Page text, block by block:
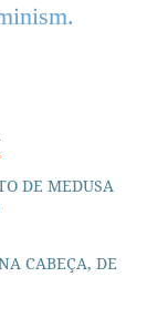
DE MEDUSA
CABEÇA, DE